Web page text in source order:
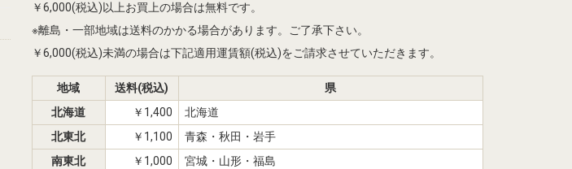
￥6,000(税込)以上お買上の場合は無料です。
※離島・一部地域は送料のかかる場合があります。ご了承下さい。
￥6,000(税込)未満の場合は下記適用運賃額(税込)をご請求させていただきます。
地域 送料(税込)
県
北海道
￥1,400
北海道
北東北
￥1,100
青森・秋田・岩手
南東北
￥1,000
宮城・山形・福島